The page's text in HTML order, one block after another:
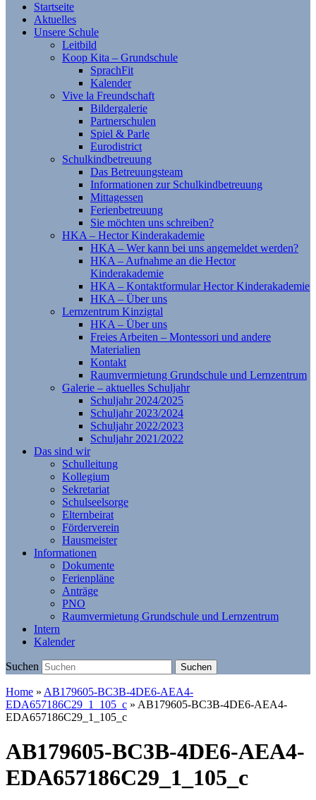
Startseite
Aktuelles
Unsere Schule
Leitbild
Koop Kita – Grundschule
SprachFit
Kalender
Vive la Freundschaft
Bildergalerie
Partnerschulen
Spiel & Parle
Eurodistrict
Schulkindbetreuung
Das Betreuungsteam
Informationen zur Schulkindbetreuung
Mittagessen
Ferienbetreuung
Sie möchten uns schreiben?
HKA – Hector Kinderakademie
HKA – Wer kann bei uns angemeldet werden?
HKA – Aufnahme an die Hector
Kinderakademie
HKA – Kontaktformular Hector Kinderakademie
HKA – Über uns
Lernzentrum Kinzigtal
HKA – Über uns
Freies Arbeiten – Montessori und andere
Materialien
Kontakt
Raumvermietung Grundschule und Lernzentrum
Galerie – aktuelles Schuljahr
Schuljahr 2024/2025
Schuljahr 2023/2024
Schuljahr 2022/2023
Schuljahr 2021/2022
Das sind wir
Schulleitung
Kollegium
Sekretariat
Schulseelsorge
Elternbeirat
Förderverein
Hausmeister
Informationen
Dokumente
Ferienpläne
Anträge
PNO
Raumvermietung Grundschule und Lernzentrum
Intern
Kalender
Suchen Suchen
Home » AB179605-BC3B-4DE6-AEA4-
EDA657186C29_1_105_c » AB179605-BC3B-4DE6-AEA4-
EDA657186C29_1_105_c
AB179605-BC3B-4DE6-AEA4-
EDA657186C29_1_105_c